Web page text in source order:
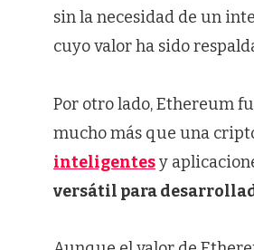
sin la necesidad de un
cuyo valor ha sido
Por otro lado, Ethereum
mucho más que una
inteligentesy
versátil para